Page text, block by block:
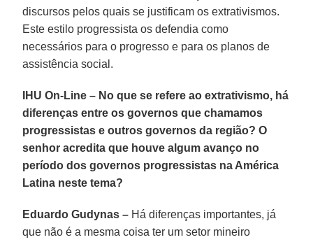
discursos pelos quais se justificam os extrativismos.
Este estilo progressista os defendia como
necessários para o progresso e para os planos de
assistência social.
IHU On-Line – No que se refere ao extrativismo, há
diferenças entre os governos que chamamos
progressistas e outros governos da região? O
senhor acredita que houve algum avanço no
período dos governos progressistas na América
Latina neste tema?
Eduardo Gudynas – Há diferenças importantes, já
que não é a mesma coisa ter um setor mineiro